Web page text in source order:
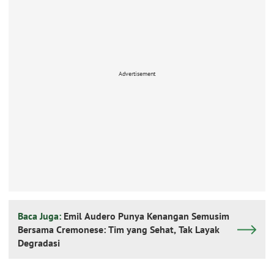
Advertisement
Baca Juga: Emil Audero Punya Kenangan Semusim
Bersama Cremonese: Tim yang Sehat, Tak Layak
Degradasi